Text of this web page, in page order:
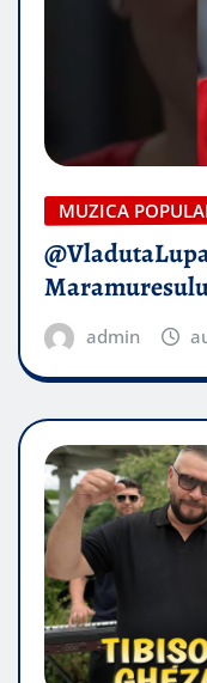
MUZICA
admin